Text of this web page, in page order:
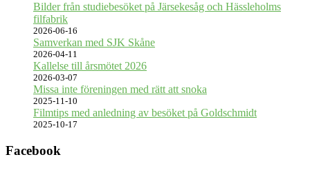
Bilder från studiebesöket på Järsekesåg och Hässleholms
filfabrik
2026-06-16
Samverkan med SJK Skåne
2026-04-11
Kallelse till årsmötet 2026
2026-03-07
Missa inte föreningen med rätt att snoka
2025-11-10
Filmtips med anledning av besöket på Goldschmidt
2025-10-17
Facebook